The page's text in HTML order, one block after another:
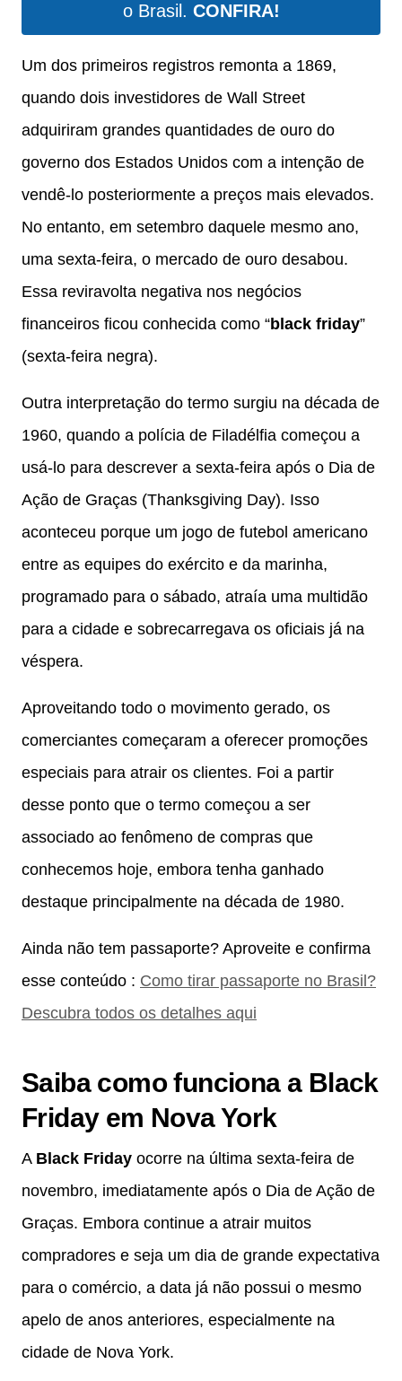
o Brasil. CONFIRA!
Um dos primeiros registros remonta a 1869,
quando dois investidores de Wall Street
adquiriram grandes quantidades de ouro do
governo dos Estados Unidos com a intenção de
vendê-lo posteriormente a preços mais elevados.
No entanto, em setembro daquele mesmo ano,
uma sexta-feira, o mercado de ouro desabou.
Essa reviravolta negativa nos negócios
financeiros ficou conhecida como “black friday”
(sexta-feira negra).
Outra interpretação do termo surgiu na década de
1960, quando a polícia de Filadélfia começou a
usá-lo para descrever a sexta-feira após o Dia de
Ação de Graças (Thanksgiving Day). Isso
aconteceu porque um jogo de futebol americano
entre as equipes do exército e da marinha,
programado para o sábado, atraía uma multidão
para a cidade e sobrecarregava os oficiais já na
véspera.
Aproveitando todo o movimento gerado, os
comerciantes começaram a oferecer promoções
especiais para atrair os clientes. Foi a partir
desse ponto que o termo começou a ser
associado ao fenômeno de compras que
conhecemos hoje, embora tenha ganhado
destaque principalmente na década de 1980.
Ainda não tem passaporte? Aproveite e confirma
esse conteúdo : Como tirar passaporte no Brasil?
Descubra todos os detalhes aqui
Saiba como funciona a Black
Friday em Nova York
A Black Friday ocorre na última sexta-feira de
novembro, imediatamente após o Dia de Ação de
Graças. Embora continue a atrair muitos
compradores e seja um dia de grande expectativa
para o comércio, a data já não possui o mesmo
apelo de anos anteriores, especialmente na
cidade de Nova York.